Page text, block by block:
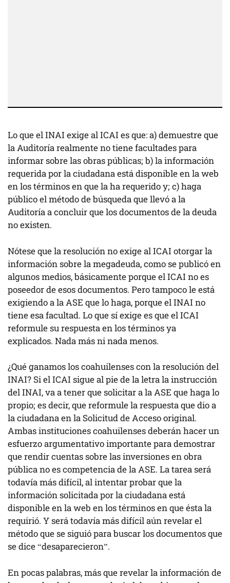
Lo que el INAI exige al ICAI es que: a) demuestre que
la Auditoría realmente no tiene facultades para
informar sobre las obras públicas; b) la información
requerida por la ciudadana está disponible en la web
en los términos en que la ha requerido y; c) haga
público el método de búsqueda que llevó a la
Auditoría a concluir que los documentos de la deuda
no existen.
Nótese que la resolución no exige al ICAI otorgar la
información sobre la megadeuda, como se publicó en
algunos medios, básicamente porque el ICAI no es
poseedor de esos documentos. Pero tampoco le está
exigiendo a la ASE que lo haga, porque el INAI no
tiene esa facultad. Lo que sí exige es que el ICAI
reformule su respuesta en los términos ya
explicados. Nada más ni nada menos.
¿Qué ganamos los coahuilenses con la resolución del
INAI? Si el ICAI sigue al pie de la letra la instrucción
del INAI, va a tener que solicitar a la ASE que haga lo
propio; es decir, que reformule la respuesta que dio a
la ciudadana en la Solicitud de Acceso original.
Ambas instituciones coahuilenses deberán hacer un
esfuerzo argumentativo importante para demostrar
que rendir cuentas sobre las inversiones en obra
pública no es competencia de la ASE. La tarea será
todavía más difícil, al intentar probar que la
información solicitada por la ciudadana está
disponible en la web en los términos en que ésta la
requirió. Y será todavía más difícil aún revelar el
método que se siguió para buscar los documentos que
se dice “desaparecieron”.
En pocas palabras, más que revelar la información de